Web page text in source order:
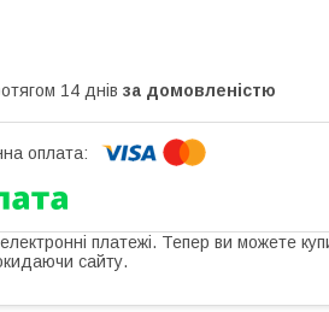
14 днів за домовленістю
платежі. Тепер ви можете
сайту.